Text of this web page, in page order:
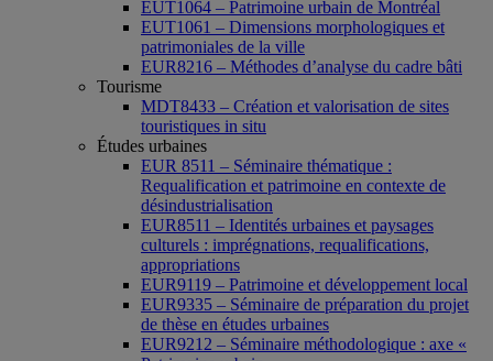
EUT1064 – Patrimoine urbain de Montréal
EUT1061 – Dimensions morphologiques et
patrimoniales de la ville
EUR8216 – Méthodes d’analyse du cadre bâti
Tourisme
MDT8433 – Création et valorisation de sites
touristiques in situ
Études urbaines
EUR 8511 – Séminaire thématique :
Requalification et patrimoine en contexte de
désindustrialisation
EUR8511 – Identités urbaines et paysages
culturels : imprégnations, requalifications,
appropriations
EUR9119 – Patrimoine et développement local
EUR9335 – Séminaire de préparation du projet
de thèse en études urbaines
EUR9212 – Séminaire méthodologique : axe «